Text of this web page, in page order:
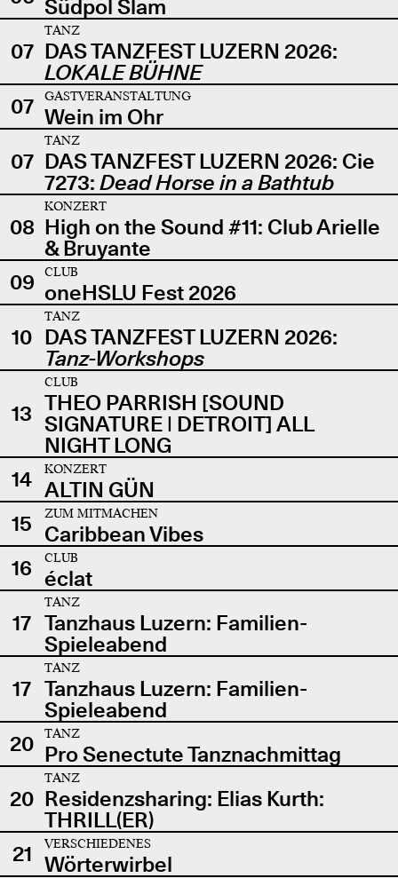
Südpol Slam
07
TANZ
DAS TANZFEST LUZERN 2026:
LOKALE BÜHNE
07
GASTVERANSTALTUNG
Wein im Ohr
07
TANZ
DAS TANZFEST LUZERN 2026: Cie
7273: Dead Horse in a Bathtub
08
KONZERT
High on the Sound #11: Club Arielle
& Bruyante
09
CLUB
oneHSLU Fest 2026
10
TANZ
DAS TANZFEST LUZERN 2026:
Tanz-Workshops
13
CLUB
THEO PARRISH [SOUND
SIGNATURE | DETROIT] ALL
NIGHT LONG
14
KONZERT
ALTIN GÜN
15
ZUM MITMACHEN
Caribbean Vibes
16
CLUB
éclat
17
TANZ
Tanzhaus Luzern: Familien-
Spieleabend
17
TANZ
Tanzhaus Luzern: Familien-
Spieleabend
20
TANZ
Pro Senectute Tanznachmittag
20
TANZ
Residenzsharing: Elias Kurth:
THRILL(ER)
21
VERSCHIEDENES
Wörterwirbel